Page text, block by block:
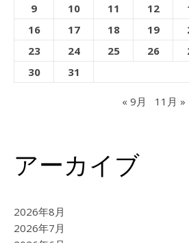
9
10 11 12
16
17 18 19
23
24 25 26
30
31
« 9月 11月 »
アーカイブ
2026年8月
2026年7月